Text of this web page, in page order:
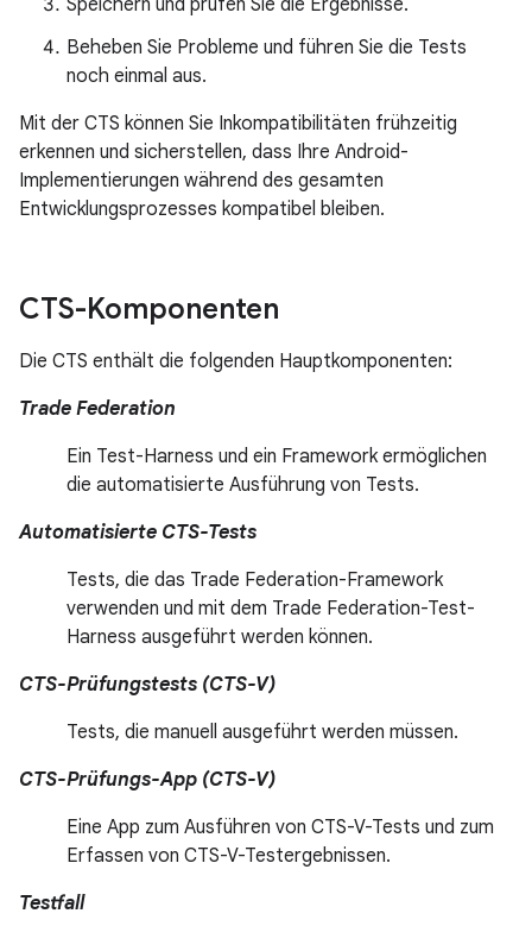
Beheben Sie Probleme und führen Sie die Tests
noch einmal aus.
Mit der CTS können Sie Inkompatibilitäten frühzeitig
erkennen und sicherstellen, dass Ihre Android-
Implementierungen während des gesamten
Entwicklungsprozesses kompatibel bleiben.
CTS-Komponenten
Die CTS enthält die folgenden Hauptkomponenten:
Trade Federation
Ein Test-Harness und ein Framework ermöglichen
die automatisierte Ausführung von Tests.
Automatisierte CTS-Tests
Tests, die das Trade Federation-Framework
verwenden und mit dem Trade Federation-Test-
Harness ausgeführt werden können.
CTS-Prüfungstests (CTS-V)
Tests, die manuell ausgeführt werden müssen.
CTS-Prüfungs-App (CTS-V)
Eine App zum Ausführen von CTS-V-Tests und zum
Erfassen von CTS-V-Testergebnissen.
Testfall